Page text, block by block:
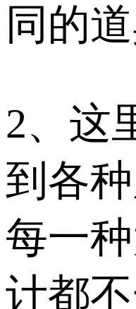
同的道
2、这
到各
每一
计都